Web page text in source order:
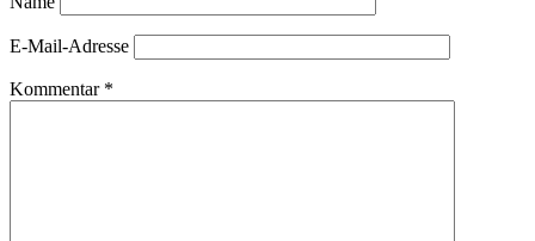
E-Mail-Adresse
Kommentar *